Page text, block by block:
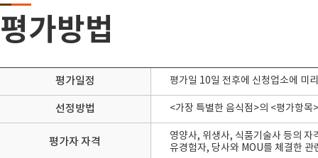
평가방법
평가일정 평가일 10일 전후에 신청업소에 미
선정방법 <가장 특별한 음식점>의 <평가항
평가자 자격
영양사, 위생사, 식품기술사 등의
유경험자, 당사와 MOU를 체결한 관